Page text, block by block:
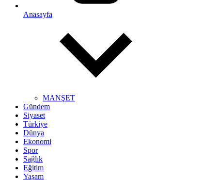
Anasayfa
MANŞET
Gündem
Siyaset
Türkiye
Dünya
Ekonomi
Spor
Sağlık
Eğitim
Yaşam